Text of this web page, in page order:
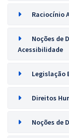
Raciocínio
Noções de
Acessibilidade
Legislação
Direitos
Noções de